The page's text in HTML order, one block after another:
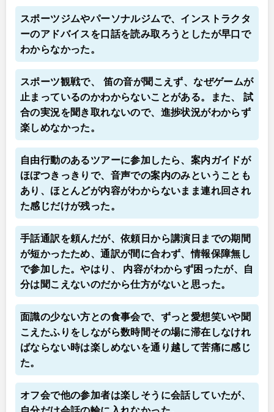
スポーツジムやパーソナルジムで、インストラクタ
ーのアドバイスを口話を読み取ろうとしたが早口で
わからなかった。
スポーツ観戦で、 笛の音が聞こえず、なぜゲームが
止まっているのかわからないことがある。また、 試
合の実況を聞き取れないので、進捗状況がわからず
楽しめなかった。
自由行動のあるツアーに参加したら、案内ガイドが
ほぼつきっきりで、音声での案内のみということも
あり、ほとんどが内容がわからないまま連れ回され
た感じだけが残った。
手話通訳を頼んだが、依頼日から講演日までの期間
が短かったため、通訳が間に合わず、情報保障無し
で参加した。やはり、 内容がわからず困ったが、自
分は聞こえないのだから仕方がないと思った。
面識の少ない方との食事会で、ずっと愛想笑いや聞
こえたふりをしながら数時間その場に滞在しなけれ
ばならない時は楽しめないを通り越して苦痛に感じ
た。
オフ会で他の参加者は楽しそうに会話していたが、